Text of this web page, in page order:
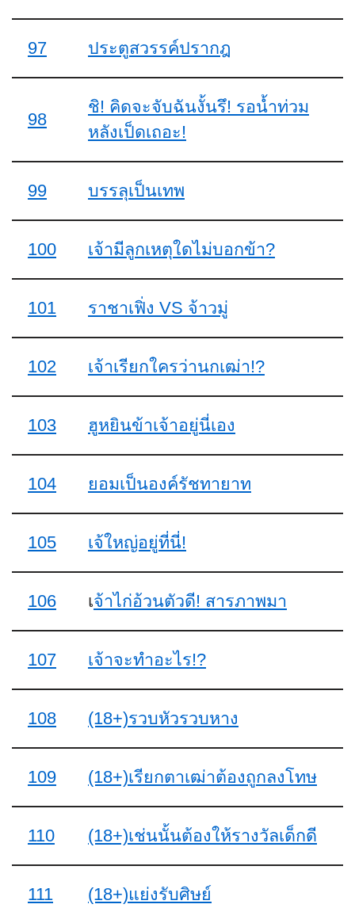
97 ประตูสวรรค์ปรากฎ
98
ชิ! คิดจะจับฉันงั้นรึ! รอน้ำท่วม
หลังเป็ดเถอะ!
99 บรรลุเป็นเทพ
100 เจ้ามีลูกเหตุใดไม่บอกข้า?
101 ราชาเฟิ่ง VS จ้าวมู่
102 เจ้าเรียกใครว่านกเฒ่า!?
103 ฮูหยินข้าเจ้าอยู่นี่เอง
104 ยอมเป็นองค์รัชทายาท
105 เจ้ใหญ่อยู่ที่นี่!
106 เจ้าไก่อ้วนตัวดี! สารภาพมา
107 เจ้าจะทำอะไร!?
108 (18+)รวบหัวรวบหาง
109 (18+)เรียกตาเฒ่าต้องถูกลงโทษ
110 (18+)เช่นนั้นต้องให้รางวัลเด็กดี
111 (18+)แย่งรับศิษย์